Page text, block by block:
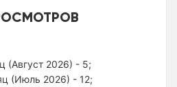
(Август 2026) - 5;
(Июль 2026) - 12;